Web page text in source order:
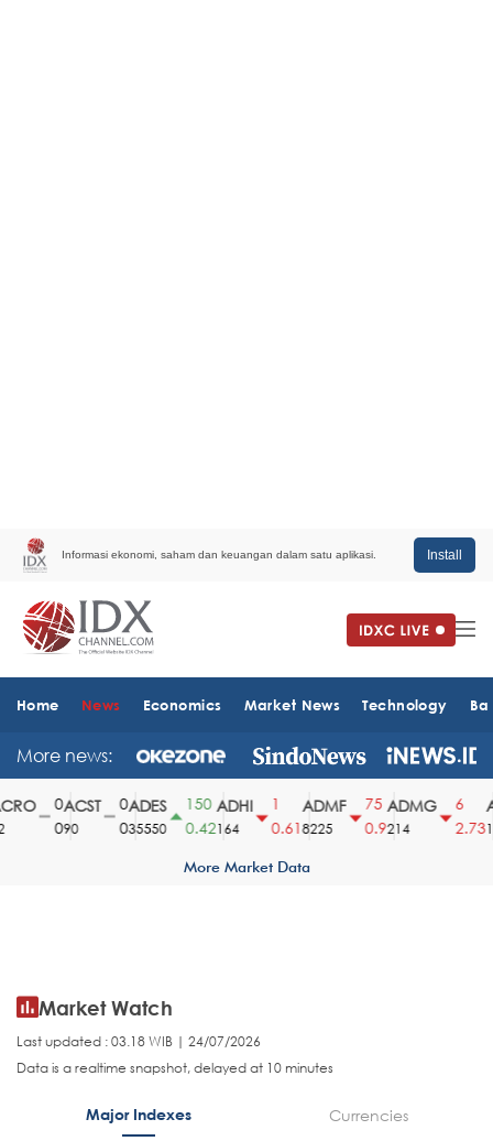
Informasi ekonomi, saham dan keuangan dalam satu aplikasi. Install
Home News Economics Market News Technology
More news:
ACST
90
ADES
35550
150
0.42
ADHI
164
0.61
ADMF
8225
75
0.9
ADMG
214
2.73
More Market Data
Market Watch
Last updated : 03.18 WIB | 24/07/2026
Data is a realtime snapshot, delayed at 10 minutes
Major Indexes Currencies